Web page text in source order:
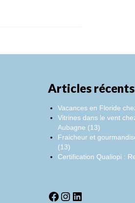
Articles récents
Vacances en Floride
Vitrines dans le vent
Aubagne (13)
Fraicheur et
(13)
Certification Qualiopi :
Facebook
Instagram
LinkedIn